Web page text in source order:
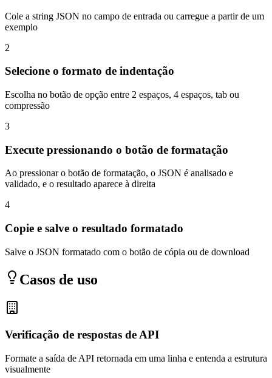
Cole a string JSON no campo de entrada ou carregue a partir de um
exemplo
2
Selecione o formato de indentação
Escolha no botão de opção entre 2 espaços, 4 espaços, tab ou
compressão
3
Execute pressionando o botão de formatação
Ao pressionar o botão de formatação, o JSON é analisado e
validado, e o resultado aparece à direita
4
Copie e salve o resultado formatado
Salve o JSON formatado com o botão de cópia ou de download
Casos de uso
Verificação de respostas de API
Formate a saída de API retornada em uma linha e entenda a estrutura
visualmente